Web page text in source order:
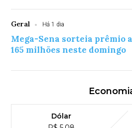
Geral Há 1 dia
Mega-Sena sorteia prêmio
165 milhões neste domingo
Dólar